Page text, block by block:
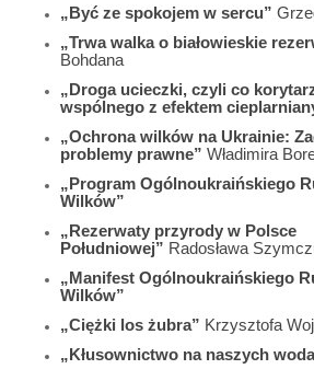
„Być ze spokojem w sercu”
„Trwa walka o białowieskie
Bohdana
„Droga ucieczki, czyli co
wspólnego z efektem
„Ochrona wilków na Ukrainie:
problemy prawne” Władimira
„Program Ogólnoukraińskiego
Wilków”
„Rezerwaty przyrody w Polsce
Południowej” Radosława
„Manifest Ogólnoukraińskiego
Wilków”
„Ciężki los żubra” Krzysztofa
„Kłusownictwo na naszych